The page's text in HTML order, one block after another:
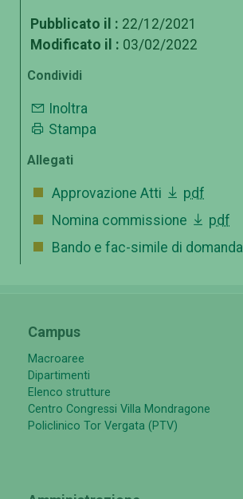
Pubblicato il : 22/12/2021
Modificato il : 03/02/2022
Condividi
Inoltra
Stampa
Allegati
Approvazione Atti
pdf
Nomina commissione
pdf
Bando e fac-simile di domanda
Campus
Macroaree
Dipartimenti
Elenco strutture
Centro Congressi Villa Mondragone
Policlinico Tor Vergata (PTV)